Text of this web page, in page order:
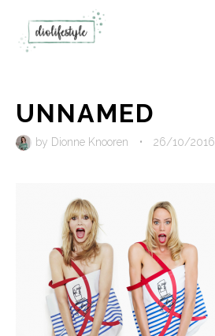
UNNAMED
by Dionne Knooren • 26/10/2016